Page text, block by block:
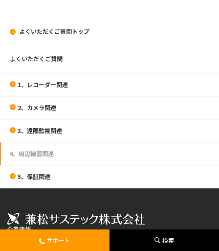
よくいただくご質問トップ
よくいただくご質問
1、レコーダー関連
2、カメラ関連
3、遠隔監視関連
4、周辺機器関連
5、保証関連
企業情報
社長メッセージ サポート 検索